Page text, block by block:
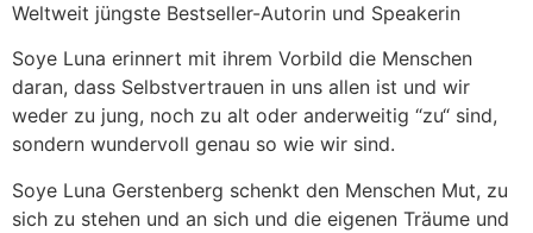
Weltweit jüngste Bestseller-Autorin und Speakerin
Soye Luna erinnert mit ihrem Vorbild die Menschen
daran, dass Selbstvertrauen in uns allen ist und wir
weder zu jung, noch zu alt oder anderweitig “zu“ sind,
sondern wundervoll genau so wie wir sind.
Soye Luna Gerstenberg schenkt den Menschen Mut, zu
sich zu stehen und an sich und die eigenen Träume und